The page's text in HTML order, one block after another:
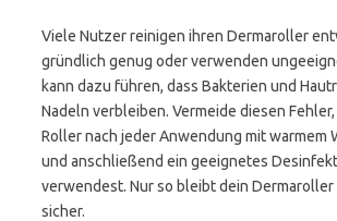
Viele Nutzer reinigen ihren Dermaroller
gründlich genug oder verwenden
kann dazu führen, dass Bakterien und
Nadeln verbleiben. Vermeide diesen
Roller nach jeder Anwendung mit warmem
und anschließend ein geeignetes
verwendest. Nur so bleibt dein Dermaroller
sicher.